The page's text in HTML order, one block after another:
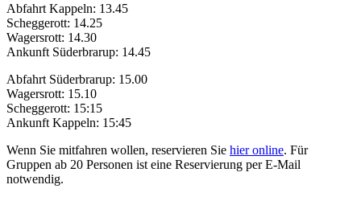
Abfahrt Kappeln: 13.45
Scheggerott: 14.25
Wagersrott: 14.30
Ankunft Süderbrarup: 14.45
Abfahrt Süderbrarup: 15.00
Wagersrott: 15.10
Scheggerott: 15:15
Ankunft Kappeln: 15:45
Wenn Sie mitfahren wollen, reservieren Sie hier online. Für
Gruppen ab 20 Personen ist eine Reservierung per E-Mail
notwendig.